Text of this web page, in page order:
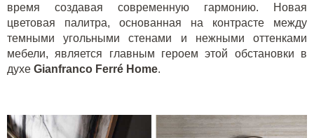
время создавая современную гармонию. Новая
цветовая палитра, основанная на контрасте между
темными угольными стенами и нежными оттенками
мебели, является главным героем этой обстановки в
духе Gianfranco Ferré Home.